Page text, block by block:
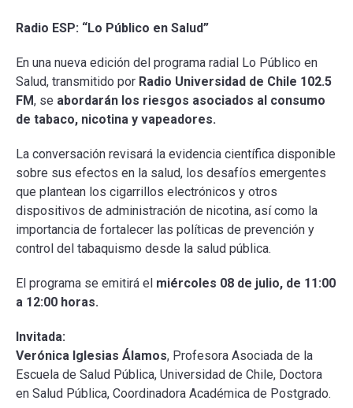
Radio ESP: “Lo Público en Salud”
En una nueva edición del programa radial Lo Público en
Salud, transmitido por Radio Universidad de Chile 102.5
FM, se abordarán los riesgos asociados al consumo
de tabaco, nicotina y vapeadores.
La conversación revisará la evidencia científica disponible
sobre sus efectos en la salud, los desafíos emergentes
que plantean los cigarrillos electrónicos y otros
dispositivos de administración de nicotina, así como la
importancia de fortalecer las políticas de prevención y
control del tabaquismo desde la salud pública.
El programa se emitirá el miércoles 08 de julio, de 11:00
a 12:00 horas.
Invitada:
Verónica Iglesias Álamos, Profesora Asociada de la
Escuela de Salud Pública, Universidad de Chile, Doctora
en Salud Pública, Coordinadora Académica de Postgrado.